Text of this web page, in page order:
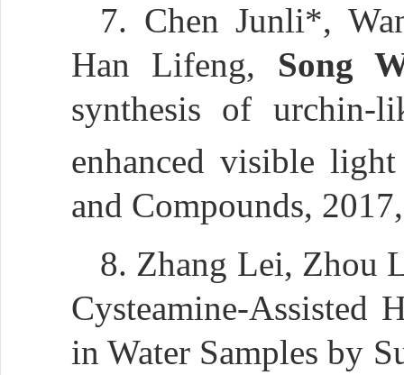
7. Chen Junli*,
Han Lifeng, Song
synthesis of urchin-
enhanced visible
and Compounds,
8. Zhang Lei, Zhou
Cysteamine-Assisted
in Water Samples by